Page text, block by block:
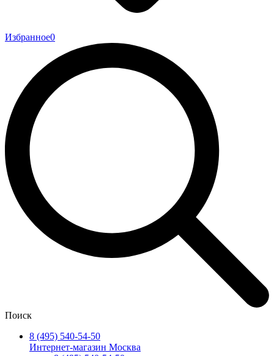
Избранное0
Поиск
8 (495) 540-54-50
Интернет-магазин Москва